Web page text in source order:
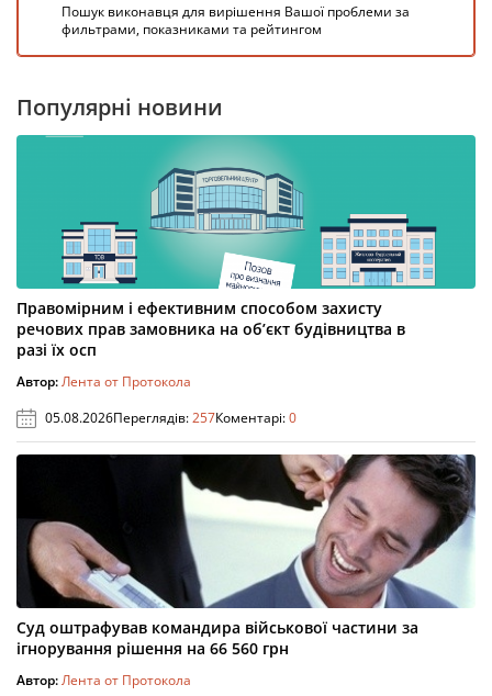
Пошук виконавця для вирішення Вашої проблеми за
фильтрами, показниками та рейтингом
Популярні новини
Правомірним і ефективним способом захисту
речових прав замовника на об’єкт будівництва в
разі їх осп
Автор:Лента от Протокола
05.08.2026Переглядів:257Коментарі:0
Суд оштрафував командира військової частини за
ігнорування рішення на 66 560 грн
Автор:Лента от Протокола